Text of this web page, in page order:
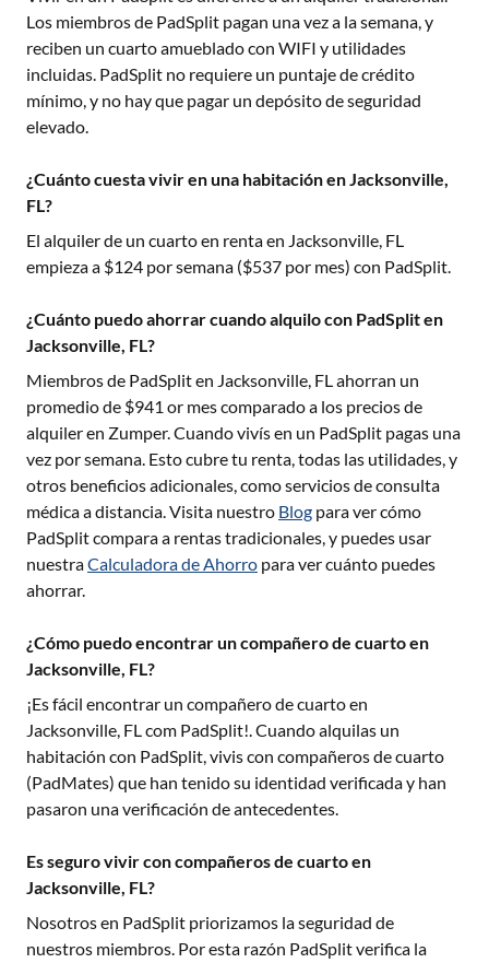
Los miembros de PadSplit pagan una vez a la semana, y
reciben un cuarto amueblado con WIFI y utilidades
incluidas. PadSplit no requiere un puntaje de crédito
mínimo, y no hay que pagar un depósito de seguridad
elevado.
¿Cuánto cuesta vivir en una habitación en Jacksonville,
FL?
El alquiler de un cuarto en renta en Jacksonville, FL
empieza a $124 por semana ($537 por mes) con PadSplit.
¿Cuánto puedo ahorrar cuando alquilo con PadSplit en
Jacksonville, FL?
Miembros de PadSplit en Jacksonville, FLahorran un
promedio de $941 or mes comparado a los precios de
alquiler en Zumper. Cuando vivís en un PadSplit pagas una
vez por semana. Esto cubre tu renta, todas las utilidades, y
otros beneficios adicionales, como servicios de consulta
médica a distancia. Visita nuestro Blog para ver cómo
PadSplit compara a rentas tradicionales, y puedes usar
nuestraCalculadora de Ahorro para ver cuánto puedes
ahorrar.
¿Cómo puedo encontrar un compañero de cuarto en
Jacksonville, FL?
¡Es fácil encontrar un compañero de cuarto en
Jacksonville, FLcom PadSplit!. Cuando alquilas un
habitación con PadSplit, vivis con compañeros de cuarto
(PadMates) que han tenido su identidad verificada y han
pasaron una verificación de antecedentes.
Es seguro vivir con compañeros de cuarto en
Jacksonville, FL?
Nosotros en PadSplit priorizamos la seguridad de
nuestros miembros. Por esta razón PadSplit verifica la